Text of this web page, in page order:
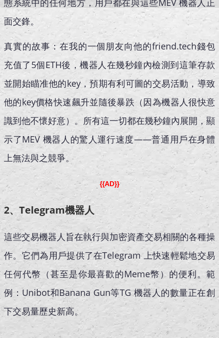
態系統中的任何地方，用戶都在與這些MEV 機器人正
面交鋒。
真實的故事：在我的一個朋友向他的friend.tech錢包
充值了5個ETH後，機器人在幾秒鐘內檢測到這筆存款
並開始瞄准他的key，預期有利可圖的交易活動，導致
他的key價格快速飆升並隨後暴跌（因為機器人很快意
識到他不懷好意）。所有這一切都在幾秒鐘內展開，顯
示了MEV 機器人的驚人運行速度——普通用戶在身體
上無法與之競爭。
{{AD}}
2、Telegram機器人
這些交易機器人旨在執行與加密資產交易相關的各種操
作。它們為用戶提供了在Telegram 上快速輕鬆地交易
任何代幣（甚至是你最喜歡的Meme幣）的便利。範
例：Unibot和Banana Gun等TG 機器人的數量正在創
下交易量歷史新高。